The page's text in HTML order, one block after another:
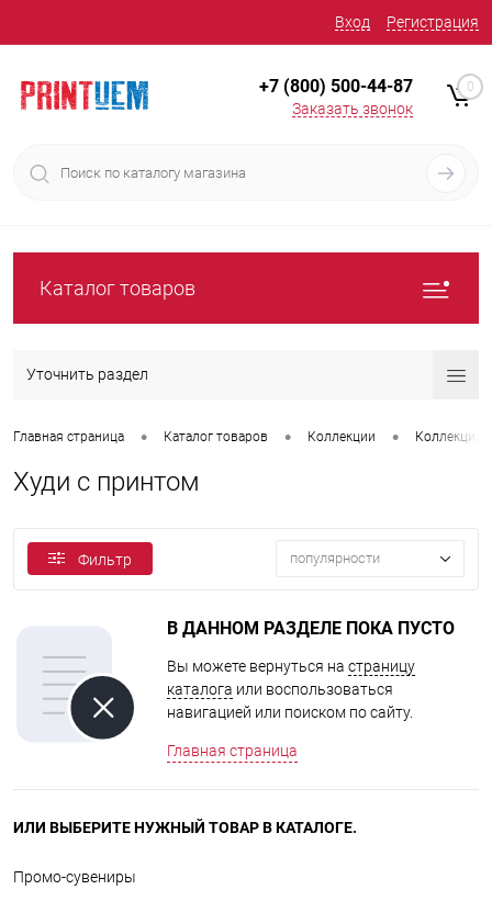
Вход Регистрация
+7 (800) 500-44-87
Заказать звонок
0
Каталог товаров
Уточнить раздел
Главная страница • Каталог товаров • Коллекции • Коллекции
Худи с принтом
Фильтр популярности
В ДАННОМ РАЗДЕЛЕ ПОКА ПУСТО
Вы можете вернуться на страницу
каталога или воспользоваться
навигацией или поиском по сайту.
Главная страница
ИЛИ ВЫБЕРИТЕ НУЖНЫЙ ТОВАР В КАТАЛОГЕ.
Промо-сувениры